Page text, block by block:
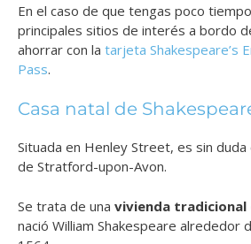
En el caso de que tengas poco
principales sitios de interés a bordo
ahorrar con la tarjeta Shakespeare’s
Pass.
Casa natal de
Situada en Henley Street, es sin
de Stratford-upon-Avon.
Se trata de una vivienda tradicional
nació William Shakespeare alrededor